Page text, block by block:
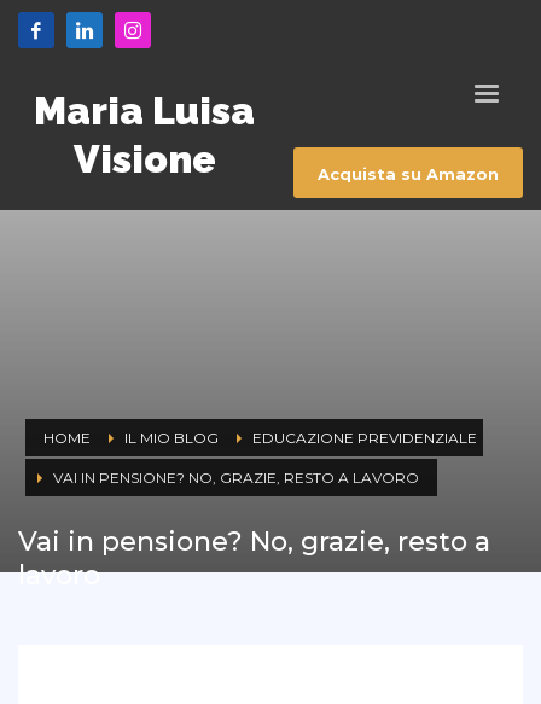
Maria Luisa
Visione
Acquista su Amazon
HOME IL MIO BLOG EDUCAZIONE PREVIDENZIALE
VAI IN PENSIONE? NO, GRAZIE, RESTO A LAVORO
Vai in pensione? No, grazie, resto a
lavoro